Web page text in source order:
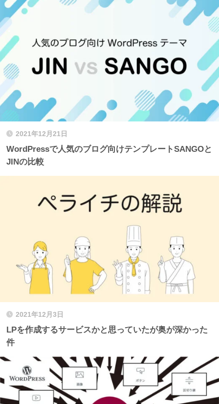
2021年12月21日
WordPressで人気のブログ向けテンプレートSANGOと
JINの比較
2021年12月3日
LPを作成するサービスかと思っていたが奥が深かった
件